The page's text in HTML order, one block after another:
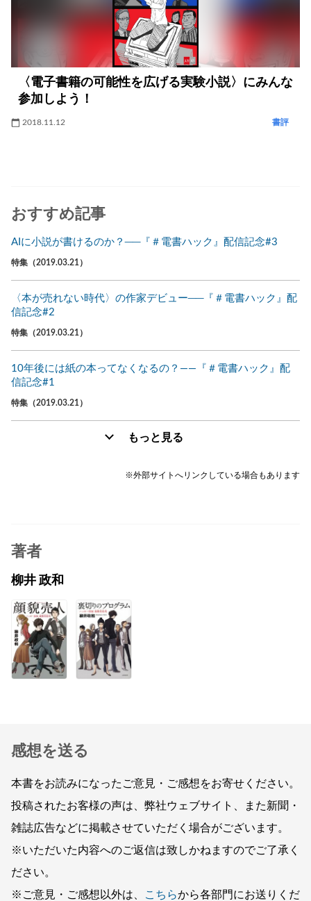
〈電子書籍の可能性を広げる実験小説〉にみんな
参加しよう！
2018.11.12 書評
おすすめ記事
AIに小説が書けるのか？──『＃電書ハック』配信記念#3
特集（2019.03.21）
〈本が売れない時代〉の作家デビュー──『＃電書ハック』配
信記念#2
特集（2019.03.21）
10年後には紙の本ってなくなるの？――『＃電書ハック』配
信記念#1
特集（2019.03.21）
もっと見る
※外部サイトへリンクしている場合もあります
著者
柳井 政和
感想を送る
本書をお読みになったご意見・ご感想をお寄せください。
投稿されたお客様の声は、弊社ウェブサイト、また新聞・
雑誌広告などに掲載させていただく場合がございます。
※いただいた内容へのご返信は致しかねますのでご了承く
ださい。
※ご意見・ご感想以外は、
こちらから各部門にお送りくだ